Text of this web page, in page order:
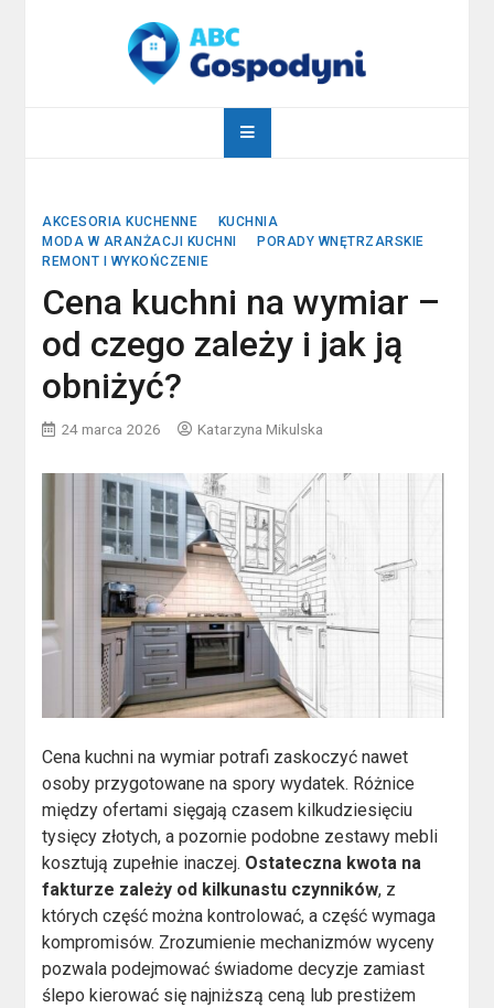
abcgospodyni.pl
AKCESORIA KUCHENNE
KUCHNIA
MODA W ARANŻACJI KUCHNI
PORADY WNĘTRZARSKIE
REMONT I WYKOŃCZENIE
Cena kuchni na wymiar –
od czego zależy i jak ją
obniżyć?
24 marca 2026 Katarzyna Mikulska
Cena kuchni na wymiar potrafi zaskoczyć nawet
osoby przygotowane na spory wydatek. Różnice
między ofertami sięgają czasem kilkudziesięciu
tysięcy złotych, a pozornie podobne zestawy mebli
kosztują zupełnie inaczej. Ostateczna kwota na
fakturze zależy od kilkunastu czynników, z
których część można kontrolować, a część wymaga
kompromisów. Zrozumienie mechanizmów wyceny
pozwala podejmować świadome decyzje zamiast
ślepo kierować się najniższą ceną lub prestiżem